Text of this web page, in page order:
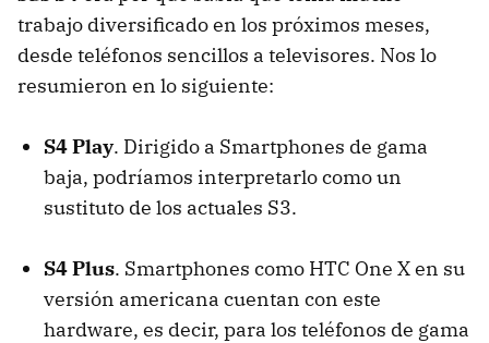
trabajo diversificado en los próximos meses,
desde teléfonos sencillos a televisores. Nos lo
resumieron en lo siguiente:
S4 Play. Dirigido a Smartphones de gama
baja, podríamos interpretarlo como un
sustituto de los actuales S3.
S4 Plus. Smartphones como HTC One X en su
versión americana cuentan con este
hardware, es decir, para los teléfonos de gama